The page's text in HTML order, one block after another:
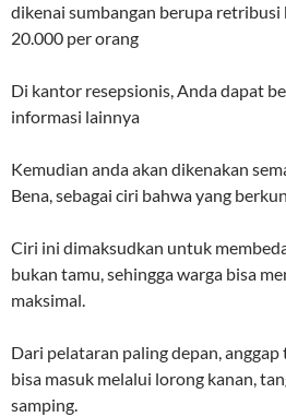
dikenai sumbangan berupa retribusi
20.000 per orang
Di kantor resepsionis, Anda dapat
informasi lainnya
Kemudian anda akan dikenakan
Bena, sebagai ciri bahwa yang
Ciri ini dimaksudkan untuk
bukan tamu, sehingga warga bisa
maksimal.
Dari pelataran paling depan,
bisa masuk melalui lorong kanan,
samping.